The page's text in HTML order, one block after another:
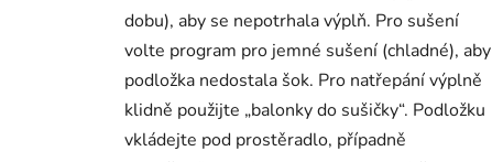
dobu), aby se nepotrhala výplň. Pro sušení
volte program pro jemné sušení (chladné), aby
podložka nedostala šok. Pro natřepání výplně
klidně použijte „balonky do sušičky“. Podložku
vkládejte pod prostěradlo, případně